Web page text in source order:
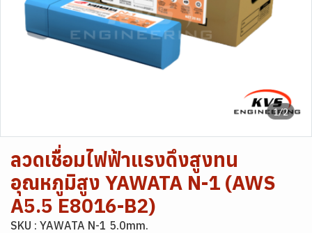
1/2
ลวดเชื่อมไฟฟ้าแรงดึงสูงทน
อุณหภูมิสูง YAWATA N-1 (AWS
A5.5 E8016-B2)
SKU : YAWATA N-1 5.0mm.